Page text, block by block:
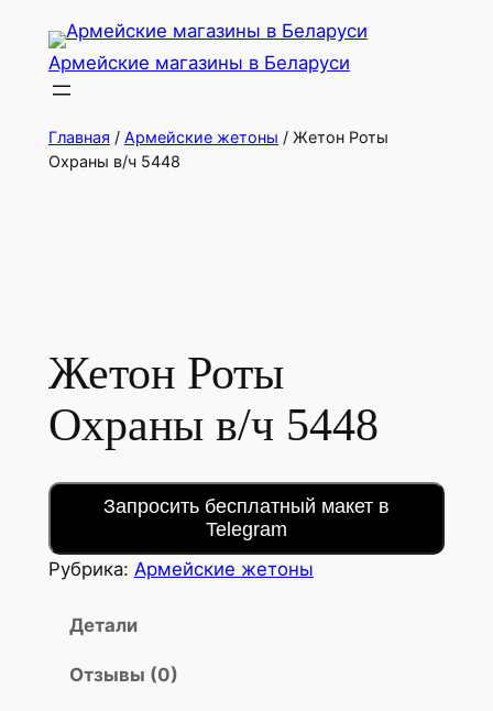
Перейти
содержимому
Армейские магазины в Беларуси
Главная / Армейские жетоны / Жетон Роты
Охраны в/ч 5448
Жетон Роты
Охраны в/ч 5448
Запросить бесплатный макет в
Telegram
Рубрика: Армейские жетоны
Детали
Отзывы (0)